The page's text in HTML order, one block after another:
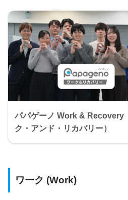
パパゲーノ Work & Recovery
ク・アンド・リカバリー）
ワーク (Work)